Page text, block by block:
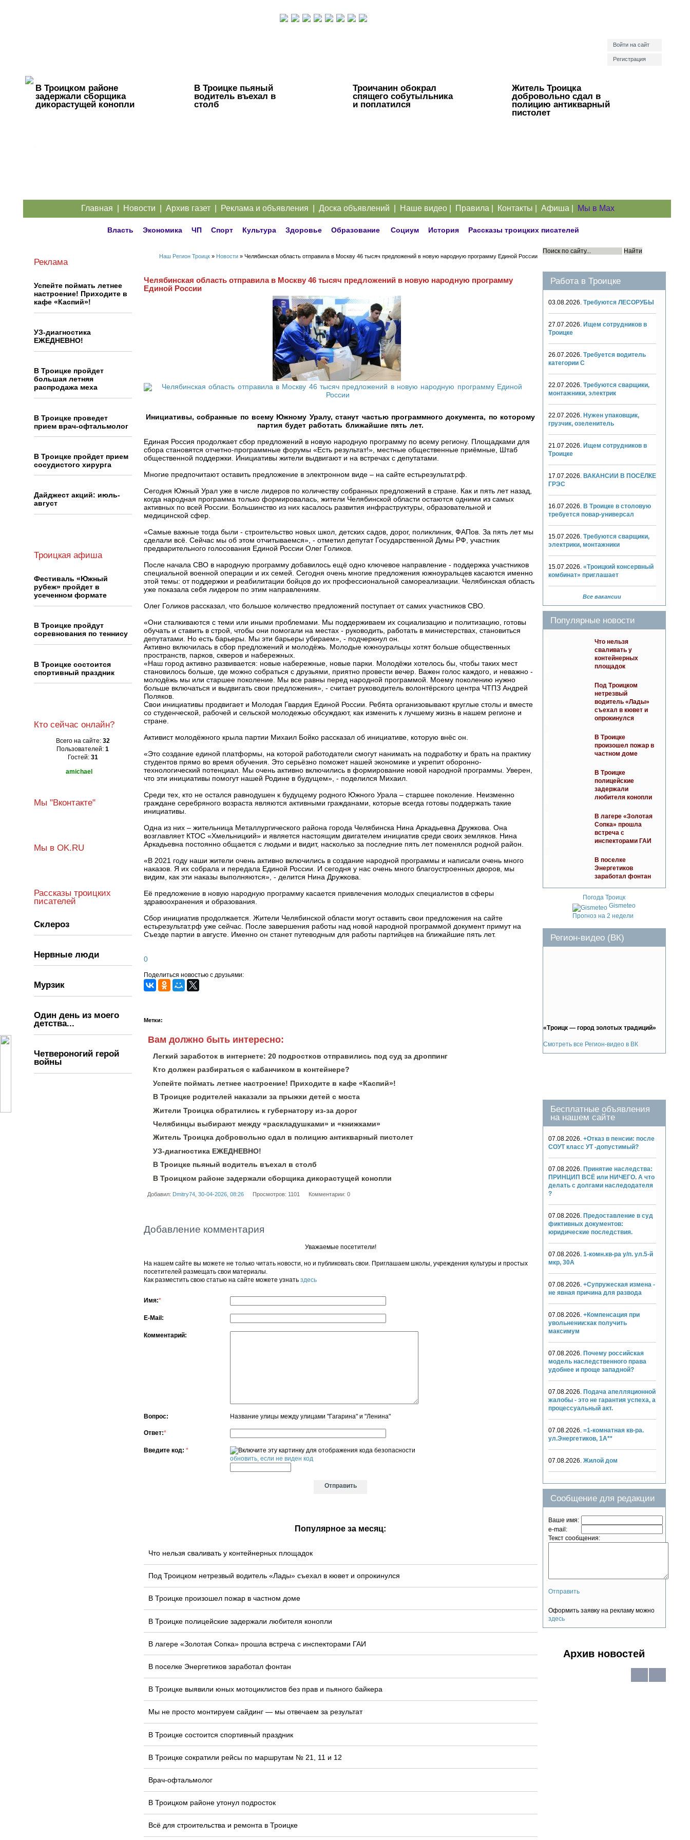
Войти на сайт
Регистрация
В Троицком районе
задержали сборщика
дикорастущей конопли
В Троицке пьяный
водитель въехал в
столб
Троичанин обокрал
спящего собутыльника
и поплатился
Житель Троицка
добровольно сдал в
полицию антикварный
пистолет
Главная Новости Архив газет| Реклама и объявления Доска объявлений Наше видео| Правила Контакты Афиша Мы в Max
Власть Экономика ЧП Спорт Культура Здоровье Образование Социум История Рассказы троицких писателей
Наш Регион Троицк» Новости» Челябинская область отправила в Москву 46 тысяч предложений в новую народную программу Единой России
Челябинская область отправила в Москву 46 тысяч предложений в новую народную программу
Единой России
Инициативы, собранные по всему Южному Уралу, станут частью программного документа, по которому
партия будет работать ближайшие пять лет.
Единая Россия продолжает сбор предложений в новую народную программу по всему региону. Площадками для
сбора становятся отчетно-программные форумы «Есть результат!», местные общественные приёмные, Штаб
общественной поддержки. Инициативы жители выдвигают и на встречах с депутатами.
Многие предпочитают оставить предложение в электронном виде – на сайте естьрезультат.рф.
Сегодня Южный Урал уже в числе лидеров по количеству собранных предложений в стране. Как и пять лет назад,
когда народная программа только формировалась, жители Челябинской области остаются одними из самых
активных по всей России. Большинство из них касалось развития инфраструктуры, образовательной и
медицинской сфер.
«Самые важные тогда были - строительство новых школ, детских садов, дорог, поликлиник, ФАПов. За пять лет мы
сделали всё. Сейчас мы об этом отчитываемся», - отметил депутат Государственной Думы РФ, участник
предварительного голосования Единой России Олег Голиков.
После начала СВО в народную программу добавилось ещё одно ключевое направление - поддержка участников
специальной военной операции и их семей. Сегодня очень многие предложения южноуральцев касаются именно
этой темы: от поддержки и реабилитации бойцов до их профессиональной самореализации. Челябинская область
уже показала себя лидером по этим направлениям.
Олег Голиков рассказал, что большое количество предложений поступает от самих участников СВО.
«Они сталкиваются с теми или иными проблемами. Мы поддерживаем их социализацию и политизацию, готовы
обучать и ставить в строй, чтобы они помогали на местах - руководить, работать в министерствах, становиться
депутатами. Но есть барьеры. Мы эти барьеры убираем», - подчеркнул он.
Активно включилась в сбор предложений и молодёжь. Молодые южноуральцы хотят больше общественных
пространств, парков, скверов и набережных.
«Наш город активно развивается: новые набережные, новые парки. Молодёжи хотелось бы, чтобы таких мест
становилось больше, где можно собраться с друзьями, приятно провести вечер. Важен голос каждого, и неважно -
молодёжь мы или старшее поколение. Мы все равны перед народной программой. Моему поколению нужно
больше включаться и выдвигать свои предложения», - считает руководитель волонтёрского центра ЧТПЗ Андрей
Поляков.
Свои инициативы продвигает и Молодая Гвардия Единой России. Ребята организовывают круглые столы и вместе
со студенческой, рабочей и сельской молодежью обсуждают, как изменить к лучшему жизнь в нашем регионе и
стране.
Активист молодёжного крыла партии Михаил Бойко рассказал об инициативе, которую внёс он.
«Это создание единой платформы, на которой работодатели смогут нанимать на подработку и брать на практику
студентов прямо во время обучения. Это серьёзно поможет нашей экономике и укрепит оборонно-
технологический потенциал. Мы очень активно включились в формирование новой народной программы. Уверен,
что эти инициативы помогут нашей Родине в будущем», - поделился Михаил.
Среди тех, кто не остался равнодушен к будущему родного Южного Урала – старшее поколение. Неизменно
граждане серебряного возраста являются активными гражданами, которые всегда готовы поддержать такие
инициативы.
Одна из них – жительница Металлургического района города Челябинска Нина Аркадьевна Дружкова. Она
возглавляет КТОС «Хмельницкий» и является настоящим двигателем инициатив среди своих земляков. Нина
Аркадьевна постоянно общается с людьми и видит, насколько за последние пять лет поменялся родной район.
«В 2021 году наши жители очень активно включились в создание народной программы и написали очень много
наказов. Я их собрала и передала Единой России. И сегодня у нас очень много благоустроенных дворов, мы
видим, как эти наказы выполняются», - делится Нина Дружкова.
Её предложение в новую народную программу касается привлечения молодых специалистов в сферы
здравоохранения и образования.
Сбор инициатив продолжается. Жители Челябинской области могут оставить свои предложения на сайте
естьрезультат.рф уже сейчас. После завершения работы над новой народной программой документ примут на
Съезде партии в августе. Именно он станет путеводным для работы партийцев на ближайшие пять лет.
0
Поделиться новостью с друзьями:
Метки:
Вам должно быть интересно:
Легкий заработок в интернете: 20 подростков отправились под суд за дроппинг
Кто должен разбираться с кабанчиком в контейнере?
Успейте поймать летнее настроение! Приходите в кафе «Каспий»!
В Троицке родителей наказали за прыжки детей с моста
Жители Троицка обратились к губернатору из-за дорог
Челябинцы выбирают между «раскладушками» и «книжками»
Житель Троицка добровольно сдал в полицию антикварный пистолет
УЗ-диагностика ЕЖЕДНЕВНО!
В Троицке пьяный водитель въехал в столб
В Троицком районе задержали сборщика дикорастущей конопли
Добавил: Dmitry74, 30-04-2026, 08:26 Просмотров: 1101 Комментарии: 0
Добавление комментария
Уважаемые посетители!
На нашем сайте вы можете не только читать новости, но и публиковать свои. Приглашаем школы, учреждения культуры и простых
посетителей размещать свои материалы.
Как разместить свою статью на сайте можете узнать здесь
Имя:*
E-Mail:
Комментарий:
Вопрос: Название улицы между улицами "Гагарина" и "Ленина"
Ответ:*
Введите код: *
обновить, если не виден код
Популярное за месяц:
Что нельзя сваливать у контейнерных площадок
Под Троицком нетрезвый водитель «Лады» съехал в кювет и опрокинулся
В Троицке произошел пожар в частном доме
В Троицке полицейские задержали любителя конопли
В лагере «Золотая Сопка» прошла встреча с инспекторами ГАИ
В поселке Энергетиков заработал фонтан
В Троицке выявили юных мотоциклистов без прав и пьяного байкера
Мы не просто монтируем сайдинг — мы отвечаем за результат
В Троицке состоится спортивный праздник
В Троицке сократили рейсы по маршрутам № 21, 11 и 12
Врач-офтальмолог
В Троицком районе утонул подросток
Всё для строительства и ремонта в Троицке
Работа в Троицке
03.08.2026. Требуются ЛЕСОРУБЫ
27.07.2026. Ищем сотрудников в
Троицке
26.07.2026. Требуется водитель
категории С
22.07.2026. Требуются сварщики,
монтажники, электрик
22.07.2026. Нужен упаковщик,
грузчик, озеленитель
21.07.2026. Ищем сотрудников в
Троицке
17.07.2026. ВАКАНСИИ В ПОСЁЛКЕ
ГРЭС
16.07.2026. В Троицке в столовую
требуется повар-универсал
15.07.2026. Требуются сварщики,
электрики, монтажники
15.07.2026. «Троицкий консервный
комбинат» приглашает
Все вакансии
Популярные новости
Что нельзя
сваливать у
контейнерных
площадок
Под Троицком
нетрезвый
водитель «Лады»
съехал в кювет и
опрокинулся
В Троицке
произошел пожар в
частном доме
В Троицке
полицейские
задержали
любителя конопли
В лагере «Золотая
Сопка» прошла
встреча с
инспекторами ГАИ
В поселке
Энергетиков
заработал фонтан
Погода Троицк
Gismeteo
Прогноз на 2 недели
Регион-видео (ВК)
«Троицк — город золотых традиций»
Смотреть все Регион-видео в ВК
Бесплатные объявления
на нашем сайте
07.08.2026. +Отказ в пенсии: после
СОУТ класс УТ -допустимый?
07.08.2026. Принятие наследства:
ПРИНЦИП ВСЁ или НИЧЕГО. А что
делать с долгами наследодателя
?
07.08.2026. Предоставление в суд
фиктивных документов:
юридические последствия.
07.08.2026. 1-комн.кв-ра у/п. ул.5-й
мкр, 30А
07.08.2026. +Супружеская измена -
не явная причина для развода
07.08.2026. +Компенсация при
увольнении:как получить
максимум
07.08.2026. Почему российская
модель наследственного права
удобнее и проще западной?
07.08.2026. Подача апелляционной
жалобы - это не гарантия успеха, а
процессуальный акт.
07.08.2026. =1-комнатная кв-ра.
ул.Энергетиков, 1А**
07.08.2026. Жилой дом
Сообщение для редакции
Ваше имя:
e-mail:
Текст сообщения:
Отправить
Оформить заявку на рекламу можно
здесь
Архив новостей
Реклама
Успейте поймать летнее
настроение! Приходите в
кафе «Каспий»!
УЗ-диагностика
ЕЖЕДНЕВНО!
В Троицке пройдет
большая летняя
распродажа меха
В Троицке проведет
прием врач-офтальмолог
В Троицке пройдет прием
сосудистого хирурга
Дайджест акций: июль-
август
Троицкая афиша
Фестиваль «Южный
рубеж» пройдет в
усеченном формате
В Троицке пройдут
соревнования по теннису
В Троицке состоится
спортивный праздник
Кто сейчас онлайн?
Всего на сайте: 32
Пользователей: 1
Гостей: 31
amichael
Мы "Вконтакте"
Мы в OK.RU
Рассказы троицких
писателей
Склероз
Нервные люди
Мурзик
Один день из моего
детства...
Четвероногий герой
войны